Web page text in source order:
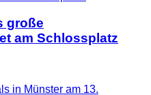
große
am Schlossplatz